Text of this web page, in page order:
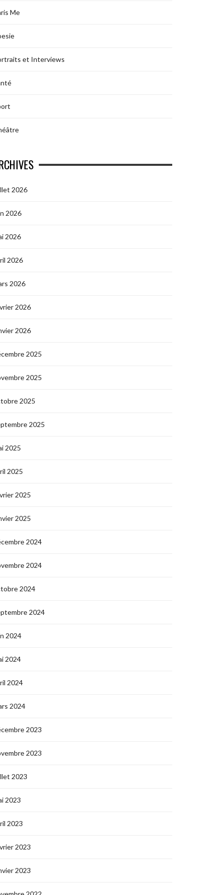
Me
et Interviews
2026
2026
2026
2026
2026
2026
2026
2025
2025
2025
2025
2025
2025
2025
2025
2024
2024
2024
2024
2024
2024
2024
2024
2023
2023
2023
2023
2023
2023
2023